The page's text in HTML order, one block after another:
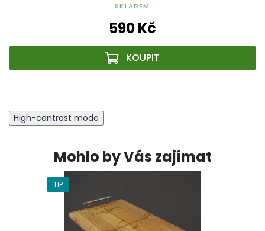
SKLADEM
590 Kč
High-contrast mode
Mohlo by Vás zajímat
TIP